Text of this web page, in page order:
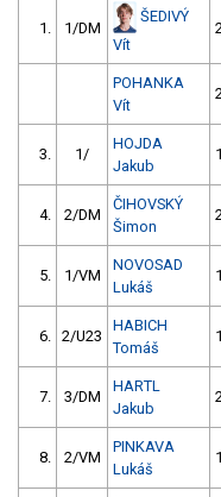
1. 1/DM
ŠEDIVÝ
Vít
POHANKA
Vít
3. 1/
HOJDA
Jakub
4. 2/DM
ČIHOVSKÝ
Šimon
5. 1/VM
NOVOSAD
Lukáš
6. 2/U23
HABICH
Tomáš
7. 3/DM
HARTL
Jakub
8. 2/VM
PINKAVA
Lukáš